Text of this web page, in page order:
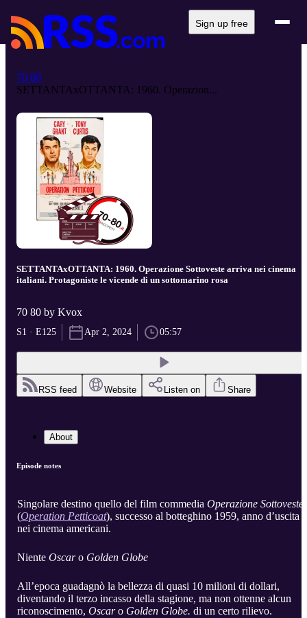
Sign up free
70 80
SETTANTAxOTTANTA: 1960. Operazion...
SETTANTAxOTTANTA: 1960. Operazione Sottoveste arriva nei cinema
italiani. Protagoniste le vicende di un sottomarino rosa
70 80 by Kvox
S1 · E125 Apr 2, 2024 05:57
RSS feed Website Listen on Share
About
Episode notes
Singolare destino quello del film commedia Operazione Sottoveste
(Operation Petticoat), successo al botteghino 1959, anno d’uscita
nei cinema americani.
Niente Oscaro Golden Globe
All’epoca guadagnò la bellezza di quasi 10 milioni di dollari,
diventando il terzo incasso della stagione, ma non ottenne alcun
riconoscimento, Oscaro Golden Globe. di un certo rilievo.